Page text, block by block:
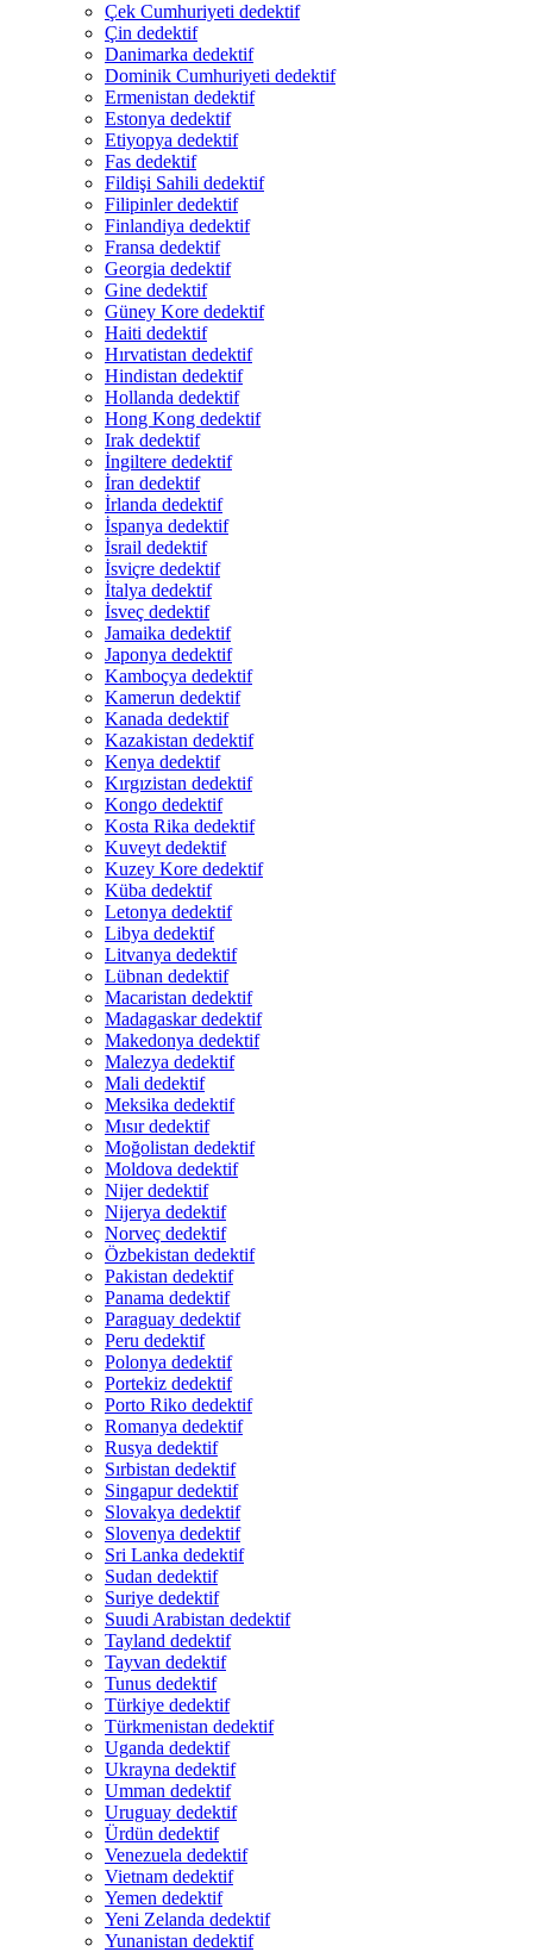
Çek Cumhuriyeti dedektif
Çin dedektif
Danimarka dedektif
Dominik Cumhuriyeti dedektif
Ermenistan dedektif
Estonya dedektif
Etiyopya dedektif
Fas dedektif
Fildişi Sahili dedektif
Filipinler dedektif
Finlandiya dedektif
Fransa dedektif
Georgia dedektif
Gine dedektif
Güney Kore dedektif
Haiti dedektif
Hırvatistan dedektif
Hindistan dedektif
Hollanda dedektif
Hong Kong dedektif
Irak dedektif
İngiltere dedektif
İran dedektif
İrlanda dedektif
İspanya dedektif
İsrail dedektif
İsviçre dedektif
İtalya dedektif
İsveç dedektif
Jamaika dedektif
Japonya dedektif
Kamboçya dedektif
Kamerun dedektif
Kanada dedektif
Kazakistan dedektif
Kenya dedektif
Kırgızistan dedektif
Kongo dedektif
Kosta Rika dedektif
Kuveyt dedektif
Kuzey Kore dedektif
Küba dedektif
Letonya dedektif
Libya dedektif
Litvanya dedektif
Lübnan dedektif
Macaristan dedektif
Madagaskar dedektif
Makedonya dedektif
Malezya dedektif
Mali dedektif
Meksika dedektif
Mısır dedektif
Moğolistan dedektif
Moldova dedektif
Nijer dedektif
Nijerya dedektif
Norveç dedektif
Özbekistan dedektif
Pakistan dedektif
Panama dedektif
Paraguay dedektif
Peru dedektif
Polonya dedektif
Portekiz dedektif
Porto Riko dedektif
Romanya dedektif
Rusya dedektif
Sırbistan dedektif
Singapur dedektif
Slovakya dedektif
Slovenya dedektif
Sri Lanka dedektif
Sudan dedektif
Suriye dedektif
Suudi Arabistan dedektif
Tayland dedektif
Tayvan dedektif
Tunus dedektif
Türkiye dedektif
Türkmenistan dedektif
Uganda dedektif
Ukrayna dedektif
Umman dedektif
Uruguay dedektif
Ürdün dedektif
Venezuela dedektif
Vietnam dedektif
Yemen dedektif
Yeni Zelanda dedektif
Yunanistan dedektif